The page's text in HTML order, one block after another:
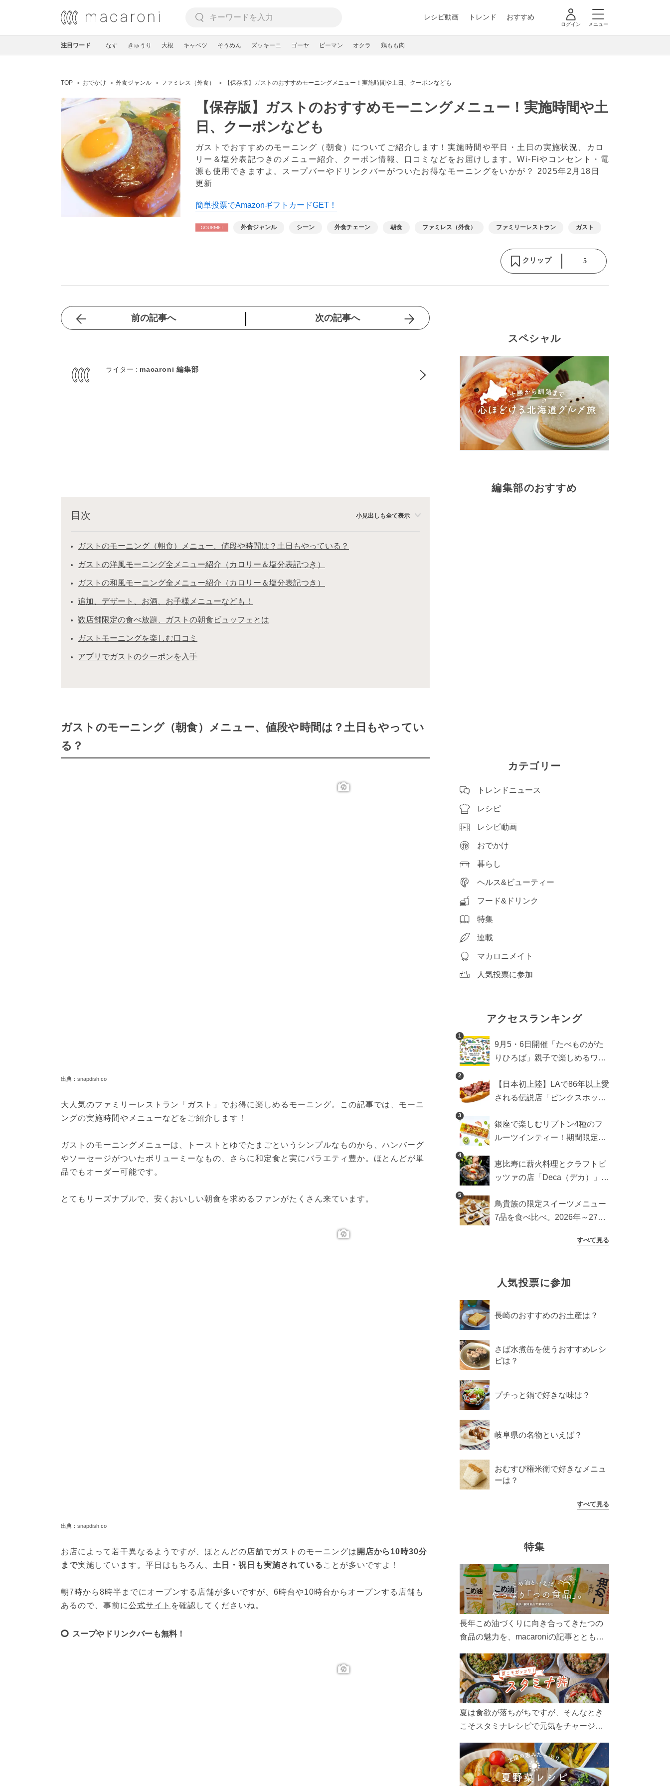
レシピ動画 トレンド おすすめ
ログイン メニュー
注目ワード なす きゅうり 大根 キャベツ そうめん ズッキーニ ゴーヤ ピーマン オクラ 鶏もも肉
TOP おでかけ 外食ジャンル ファミレス（外食） 【保存版】ガストのおすすめモーニングメニュー！実施時間や土日、クーポンなども
【保存版】ガストのおすすめモーニングメニュー！実施時間や土
日、クーポンなども
ガストでおすすめのモーニング（朝食）についてご紹介します！実施時間や平日・土日の実施状況、カロ
リー＆塩分表記つきのメニュー紹介、クーポン情報、口コミなどをお届けします。Wi-Fiやコンセント・電
源も使用できますよ。スープバーやドリンクバーがついたお得なモーニングをいかが？ 2025年2月18日
更新
簡単投票でAmazonギフトカードGET！
外食ジャンル シーン 外食チェーン 朝食 ファミレス（外食） ファミリーレストラン ガスト
クリップ 5
前の記事へ 次の記事へ
ライター : macaroni 編集部
目次 小見出しも全て表示
ガストのモーニング（朝食）メニュー、値段や時間は？土日もやっている？
ガストの洋風モーニング全メニュー紹介（カロリー＆塩分表記つき）
ガストの和風モーニング全メニュー紹介（カロリー＆塩分表記つき）
追加、デザート、お酒、お子様メニューなども！
数店舗限定の食べ放題、ガストの朝食ビュッフェとは
ガストモーニングを楽しむ口コミ
アプリでガストのクーポンを入手
ガストのモーニング（朝食）メニュー、値段や時間は？土日もやってい
る？
出典：snapdish.co
大人気のファミリーレストラン「ガスト」でお得に楽しめるモーニング。この記事では、モーニ
ングの実施時間やメニューなどをご紹介します！
ガストのモーニングメニューは、トーストとゆでたまごというシンプルなものから、ハンバーグ
やソーセージがついたボリューミーなもの、さらに和定食と実にバラエティ豊か。ほとんどが単
品でもオーダー可能です。
とてもリーズナブルで、安くおいしい朝食を求めるファンがたくさん来ています。
出典：snapdish.co
お店によって若干異なるようですが、ほとんどの店舗でガストのモーニングは 開店から10時30分
まで実施しています。平日はもちろん、 土日・祝日も実施されている ことが多いですよ！
朝7時から8時半までにオープンする店舗が多いですが、6時台や10時台からオープンする店舗も
あるので、事前に公式サイト を確認してくださいね。
スープやドリンクバーも無料！
スペシャル
編集部のおすすめ
カテゴリー
トレンドニュース
レシピ
レシピ動画
おでかけ
暮らし
ヘルス&ビューティー
フード&ドリンク
特集
連載
マカロニメイト
人気投票に参加
アクセスランキング
1
9月5・6日開催「たべものがた
りひろば」親子で楽しめるワー
ーなどをご紹介
2
【日本初上陸】LAで86年以上愛
される伝説店「ピンクスホット
ットドッグブーム到来!?
3
銀座で楽しむリプトン4種のフ
ルーツインティー！期間限定キ
4
恵比寿に薪火料理とクラフトピ
ッツァの店「Deca（デカ）」が
ストラン
5
鳥貴族の限定スイーツメニュー
7品を食べ比べ。2026年～27年
すべて見る
人気投票に参加
長崎のおすすめのお土産は？
さば水煮缶を使うおすすめレシ
ピは？
プチっと鍋で好きな味は？
岐阜県の名物といえば？
おむすび権米衛で好きなメニュ
ーは？
すべて見る
特集
長年こめ油づくりに向き合ってきたつの
食品の魅力を、macaroniの記事とともに
ん、製造現場や品質へのこだわりまで。
こめ油をもっと好きになるコンテンツを
ぜひお楽しみください。
夏は食欲が落ちがちですが、そんなとき
こそスタミナレシピで元気をチャージ！
リ食べて、夏バテを吹き飛ばしましょ
う！